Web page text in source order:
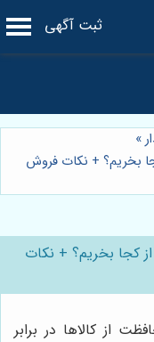
ثبت آگهی
»
بخریم؟ + نکات فروش
کجا بخریم؟ + نکات
از کالاها در برابر